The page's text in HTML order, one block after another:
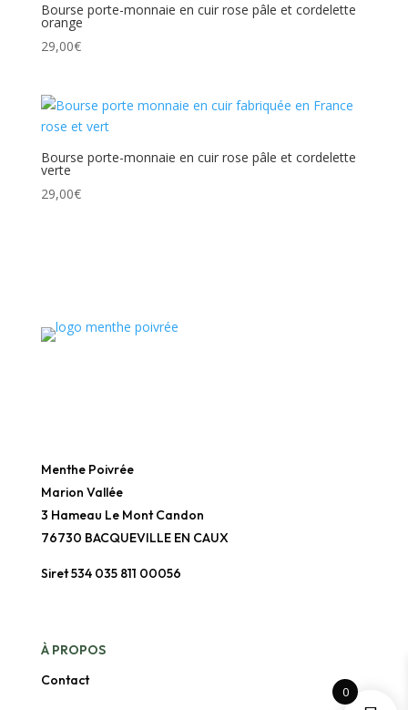
Bourse porte-monnaie en cuir rose pâle et cordelette
orange
29,00€
Bourse porte-monnaie en cuir rose pâle et cordelette
verte
29,00€
Menthe Poivrée
Marion Vallée
3 Hameau Le Mont Candon
76730 BACQUEVILLE EN CAUX
Siret 534 035 811 00056
À PROPOS
Contact
0